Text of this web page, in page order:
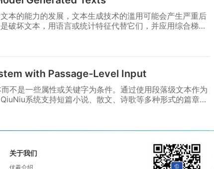
本的能力的发展，文本生成技术的滥用可能会产生严重后
破坏文本，用语言或统计特征代替它们，并应用综合梯度
with Passage-Level Input
不是一些属性或关键字为条件。通过使用段落级文本作为
系统支持短篇小说、散文、诗歌等多种形式的篇章级
关于我们
伏羲介绍